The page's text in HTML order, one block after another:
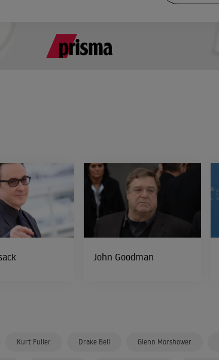
John Goodman
Kurt Fuller Drake Bell Glenn Morshower